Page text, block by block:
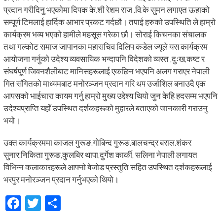
प्रदान गरीदिनु भएकोमा दिपक के.शी रेशम राज ,वि.के सुमन लगाएत ऊहाको
सम्पूर्ण टिमलाई हार्दिक आभार प्रकट गर्दछौ। तपाई हरुको उपस्थिति ले हाम्रो
कार्यक्रम भव्य भएको हामीले महसूस गरेका छौ। सोराई किचनका संचालक
तथा गल्कोट समाज जापानका महासचिव दिलिप कडेल ज्यूले यस कार्यक्रम
आयोजना गर्नुको उदेश्य व्यवसायिक भन्दापनि विदेशको व्यस्त ,दुःख,कष्ट र
संघर्षपूर्ण जिवनशैलीबाट मानिसहरूलाई एकछिन भएपनि अलग गराएर नेपाली
गित संगितको माध्यमबाट मनोरञ्जन प्रदान गरि थप उर्जाशिल बनाउदै एक
आपसको भाईचारा कायम गर्नु हाम्रो मुख्य उद्देश्य थियो जुन केहि हदसम्म भएपनि
उदेश्यप्राप्ति यहाँ उपस्थित दर्शकहरूको मुहारले बताएको जानकारी गराउनु
भयो।
उक्त कार्यक्रममा काजल गुरूङ,गोबिन्द गुरूङ,बालचन्द्र बराल,शंकर
सुनार,निकिता गुरूङ,कुलबिर थापा,दुर्गेश कार्की, सलिना नेपाली लगायत
विभिन्न कलाकारहरूले आफ्नो बेजोड प्रस्तुति सहित उपस्थित दर्शकहरूलाई
भरपुर मनोरञ्जन प्रदान गर्नुभएको थियो।
Facebook
TwitterShare